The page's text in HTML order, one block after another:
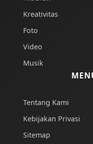
Kreativitas
Foto
Video
Musik
Tentang Kami
Kebijakan Privasi
Sitemap